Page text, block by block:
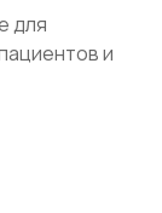
для
и